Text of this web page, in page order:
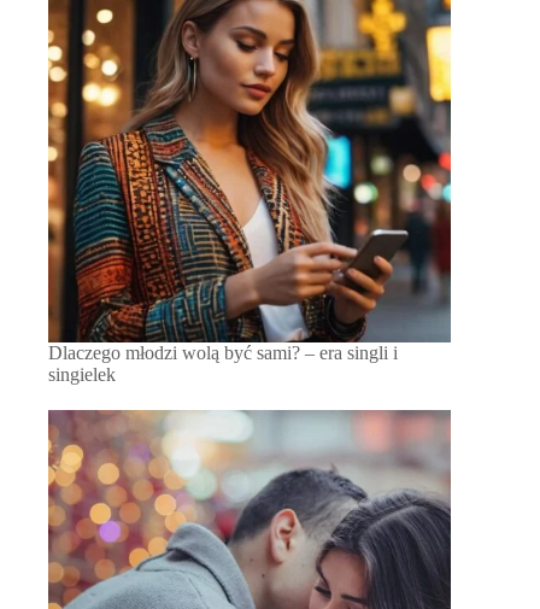
Dlaczego młodzi wolą być sami? – era singli i
singielek